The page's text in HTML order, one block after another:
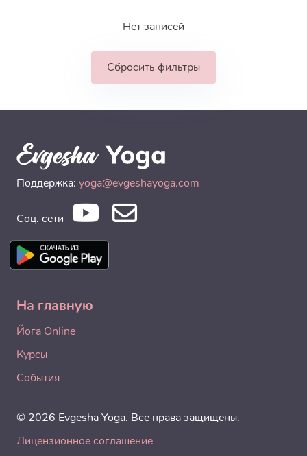
Нет записей
Сбросить фильтры
Поддержка: yoga@evgeshayoga.com
Соц. сети
На главную
Йога Online
Курсы
События
© 2026 Evgesha Yoga. Все права защищены.
Лицензионное соглашение